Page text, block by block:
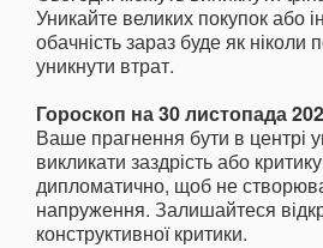
Уникайте великих покупок або
обачність зараз буде як
уникнути втрат.
Гороскоп на 30 листопада
Ваше прагнення бути в центрі
викликати заздрість або
дипломатично, щоб не
напруження. Залишайтеся
конструктивної критики.